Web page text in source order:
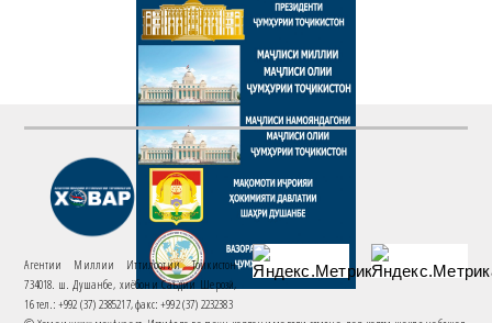
Агентии Миллии Иттилоотии Тоҷикистон
734018. ш. Душанбе, хиёбони Саъдии Шерозӣ,
16 тел.: +992 (37) 2385217, факс: +992 (37) 2232383